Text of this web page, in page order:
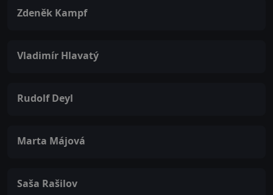
Zdeněk Kampf
Vladimír Hlavatý
Rudolf Deyl
Marta Májová
Saša Rašilov